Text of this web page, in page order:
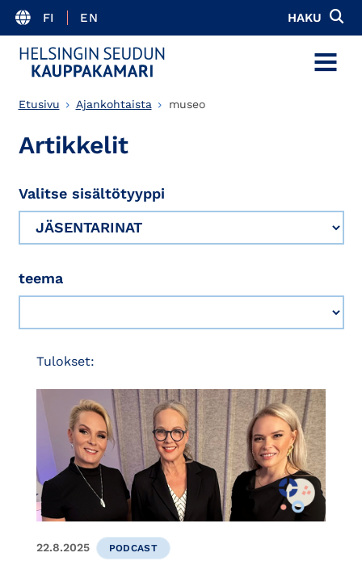
FI EN HAKU
MENU
Etusivu Ajankohtaista museo
Artikkelit
Valitse sisältötyyppi
teema
Tulokset:
22.8.2025 PODCAST